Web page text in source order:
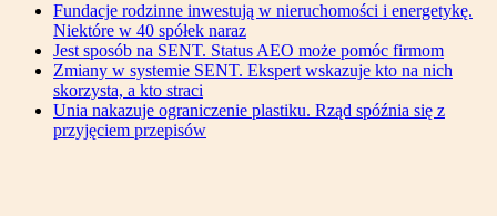
Fundacje rodzinne inwestują w nieruchomości i energetykę.
Niektóre w 40 spółek naraz
Jest sposób na SENT. Status AEO może pomóc firmom
Zmiany w systemie SENT. Ekspert wskazuje kto na nich
skorzysta, a kto straci
Unia nakazuje ograniczenie plastiku. Rząd spóźnia się z
przyjęciem przepisów